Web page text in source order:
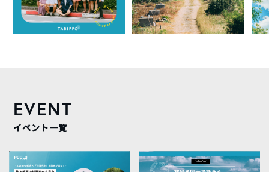
EVENT
イベント一覧